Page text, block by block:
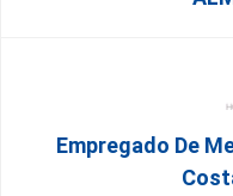
Empregado De